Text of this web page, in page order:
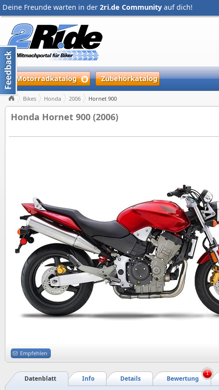
Deine Freunde warten in der 2ri.de Community auf dich!
Motorradkatalog Zubehörkatalog
Bikes Honda 2006 Hornet 900
Honda Hornet 900 (2006)
Empfehlen
Bewertung
Details
Info
Datenblatt
1